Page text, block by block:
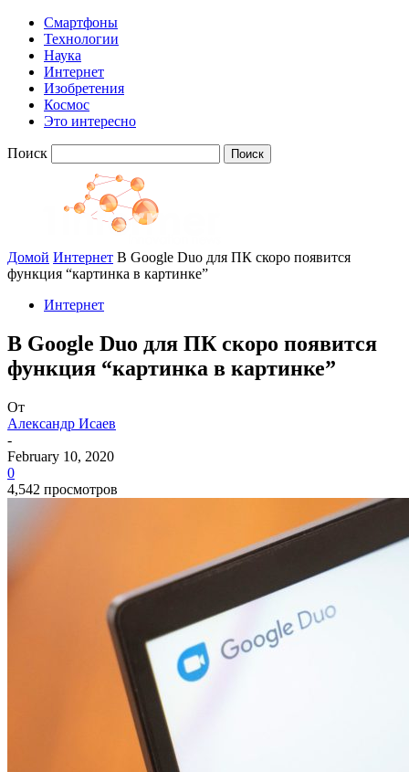
Смартфоны
Технологии
Наука
Интернет
Изобретения
Космос
Это интересно
Поиск
Домой Интернет В Google Duo для ПК скоро появится
функция “картинка в картинке”
Интернет
В Google Duo для ПК скоро появится
функция “картинка в картинке”
От
Александр Исаев
-
February 10, 2020
0
4,542 просмотров